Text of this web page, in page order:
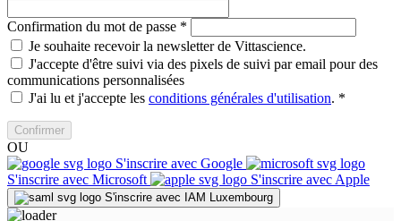
Confirmation du mot de passe *
Je souhaite recevoir la newsletter de Vittascience.
J'accepte d'être suivi via des pixels de suivi par email pour des
communications personnalisées
J'ai lu et j'accepte les conditions générales d'utilisation. *
Confirmer
OU
S'inscrire avec Google
S'inscrire avec Microsoft
S'inscrire avec Apple
S'inscrire avec IAM Luxembourg